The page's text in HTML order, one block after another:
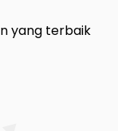
yang terbaik